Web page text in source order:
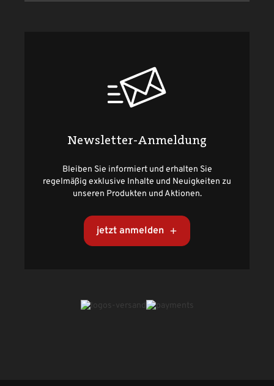
Newsletter-Anmeldung
Bleiben Sie informiert und erhalten Sie
regelmäßig exklusive Inhalte und Neuigkeiten zu
unseren Produkten und Aktionen.
jetzt anmelden